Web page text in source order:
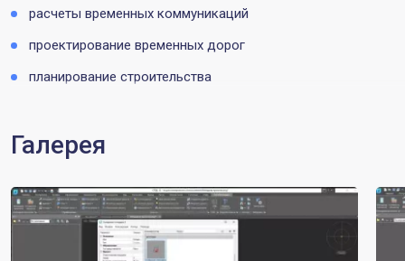
расчеты временных коммуникаций
проектирование временных дорог
планирование строительства
Галерея